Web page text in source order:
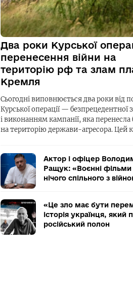
Два роки Курської
перенесення війни на
територію рф та злам
Кремля
Сьогодні виповнюється два роки від
Курської операції — безпрецедентної
і виконанням кампанії, яка перенесла
на територію держави-агресора. Цей
Актор і офіцер
Ращук: «Воєнні
нічого спільного з
«Це зло має бути
історія українця, який
російський полон